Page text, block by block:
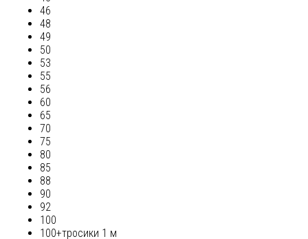
46
48
49
50
53
55
56
60
65
70
75
80
85
88
90
92
100
100+тросики 1 м